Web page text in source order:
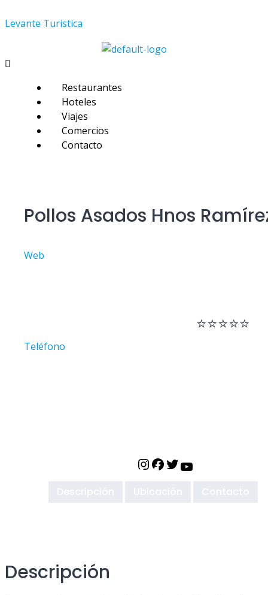
to
Levante Turistica
Menú
Restaurantes
Hoteles
Viajes
Comercios
Contacto
Pollos Asados Hnos
Web
Teléfono
⭐⭐⭐⭐⭐
Descripción